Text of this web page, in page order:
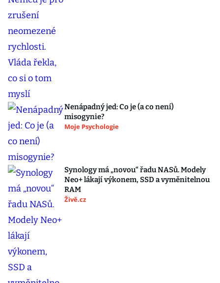
Nenápadný jed: Co je (a co není)
misogynie?
Moje Psychologie
Synology má „novou“ řadu NASů. Modely
Neo+ lákají výkonem, SSD a vyměnitelnou
RAM
Živě.cz